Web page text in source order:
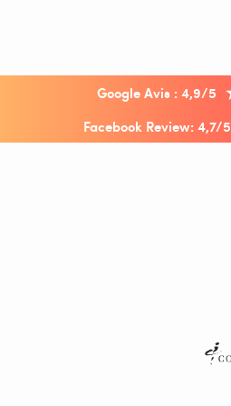
Google Avis : 4,9/5
Facebook Review: 4,7/5